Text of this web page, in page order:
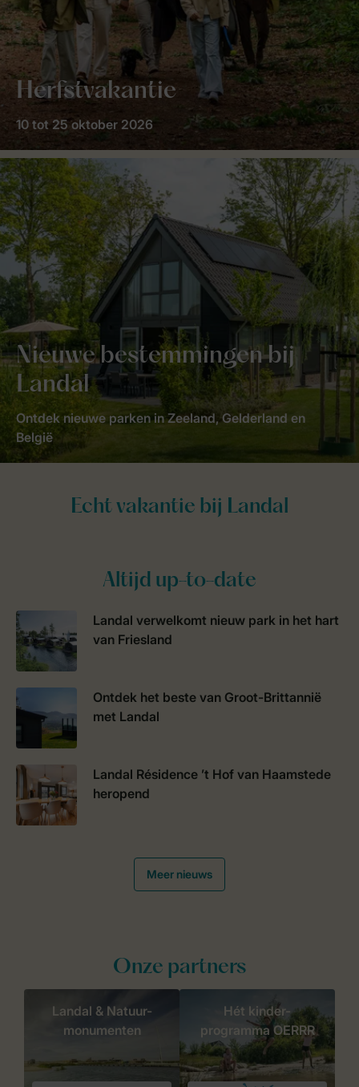
Herfstvakantie
10 tot 25 oktober 2026
Nieuwe bestemmingen bij
Landal
Ontdek nieuwe parken in Zeeland, Gelderland en
België
Altijd up-to-date
Landal verwelkomt nieuw park in het hart
van Friesland
Ontdek het beste van Groot-Brittannië
met Landal
Landal Résidence ’t Hof van Haamstede
heropend
Meer nieuws
Onze partners
Landal & Natuur-
monumenten
Hét kinder-
programma OERRR